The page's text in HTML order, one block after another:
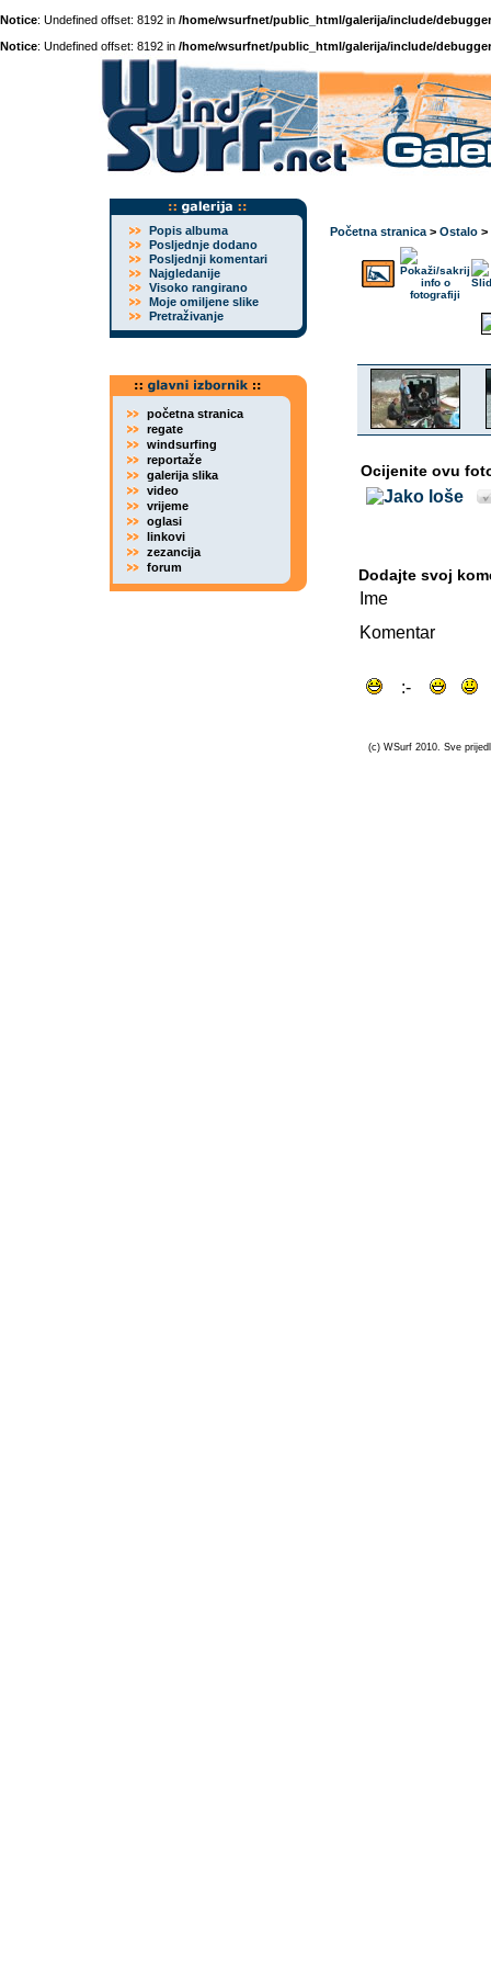
Notice: Undefined offset: 8192 in /home/wsurfnet/public_html/galerija/include/
Notice: Undefined offset: 8192 in /home/wsurfnet/public_html/galerija/include/
Popis albuma
Posljednje dodano
Posljednji komentari
Najgledanije
Visoko rangirano
Moje omiljene slike
Pretraživanje
početna stranica
regate
windsurfing
reportaže
galerija slika
video
vrijeme
oglasi
linkovi
zezancija
forum
Početna stranica > Ostalo >
Ocijenite ovu
Dodajte svoj
Ime
Komentar
(c) WSurf 2010. Sve